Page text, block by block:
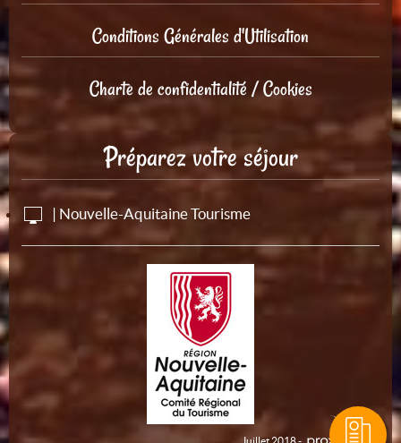
Conditions Générales d'Utilisation
Charte de confidentialité / Cookies
Préparez votre séjour
| Nouvelle-Aquitaine Tourisme